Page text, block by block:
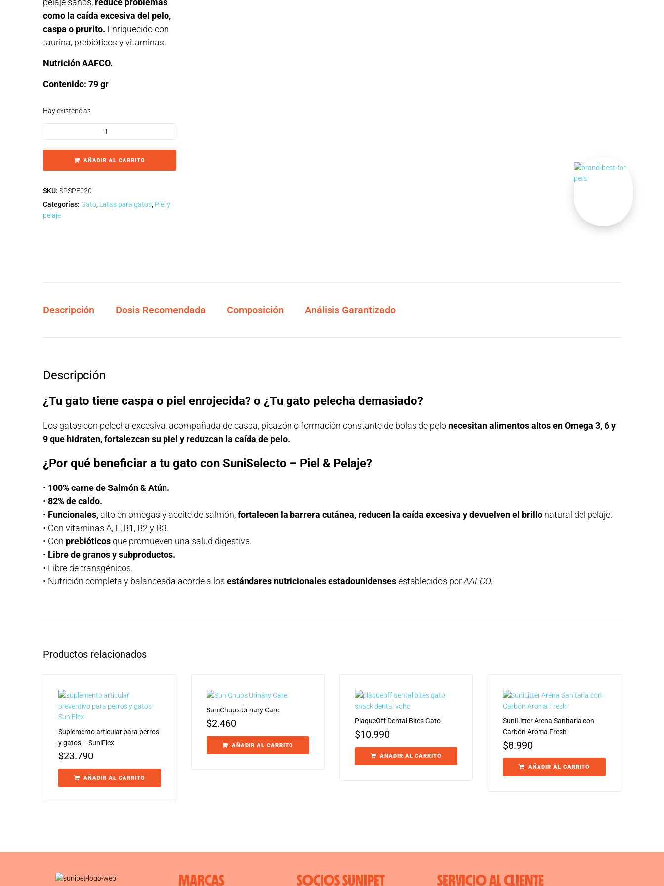
pelaje sanos, reduce problemas
como la caída excesiva del pelo,
caspa o prurito. Enriquecido con
taurina, prebióticos y vitaminas.
Nutrición AAFCO.
Contenido: 79 gr
Hay existencias
AÑADIR AL CARRITO
SKU: SPSPE020
Categorías: Gato, Latas para gatos, Piel y
pelaje
Descripción Dosis Recomendada Composición Análisis Garantizado
Descripción
¿Tu gato tiene caspa o piel enrojecida? o ¿Tu gato pelecha demasiado?
Los gatos con pelecha excesiva, acompañada de caspa, picazón o formación constante de bolas de pelo necesitan alimentos altos en Omega 3, 6 y
9 que hidraten, fortalezcan su piel y reduzcan la caída de pelo.
¿Por qué beneficiar a tu gato con SuniSelecto – Piel & Pelaje?
• 100% carne de Salmón & Atún.
• 82% de caldo.
• Funcionales, alto en omegas y aceite de salmón,fortalecen la barrera cutánea, reducen la caída excesiva y devuelven el brillo natural del pelaje.
• Con vitaminas A, E, B1, B2 y B3.
• Con prebióticos que promueven una salud digestiva.
• Libre de granos y subproductos.
• Libre de transgénicos.
• Nutrición completa y balanceada acorde a los estándares nutricionales estadounidensesestablecidos porAAFCO.
Productos relacionados
Suplemento articular para perros
y gatos – SuniFlex
$23.790
AÑADIR AL CARRITO
SuniChups Urinary Care
$2.460
AÑADIR AL CARRITO
PlaqueOff Dental Bites Gato
$10.990
AÑADIR AL CARRITO
SuniLitter Arena Sanitaria con
Carbón Aroma Fresh
$8.990
AÑADIR AL CARRITO
MARCAS SOCIOS SUNIPET SERVICIO AL CLIENTE